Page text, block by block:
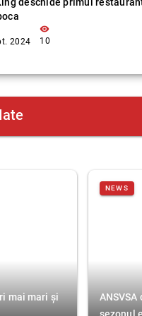
2024
visibility
10
mai mari și
NEWS